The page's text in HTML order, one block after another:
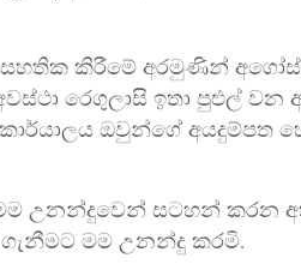
සහතික කිරීමේ අරමුණින්
රෙගුලාසි ඉතා පුළුල් වන
ඔවුන්ගේ අයදුම්පත
උනන්දුවෙන් සටහන් කරන
ගැනීමට මම උනන්දු කරමි.